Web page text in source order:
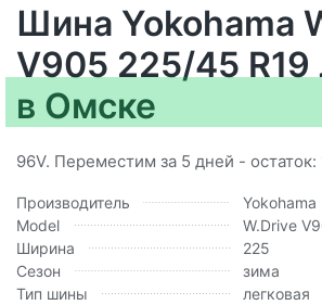
Шина Yokohama
V905 225/45 R19
в Омске
96V. Переместим за 5 дней - остаток:
Производитель
Yokohama
Model
W.Drive
Ширина
225
Сезон
зима
Тип шины
легковая